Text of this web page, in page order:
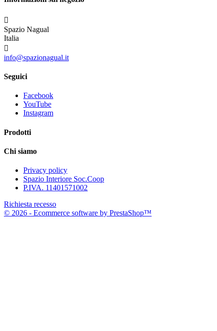

Spazio Nagual
Italia

info@spazionagual.it
Seguici
Facebook
YouTube
Instagram
Prodotti
Chi siamo
Privacy policy
Spazio Interiore Soc.Coop
P.IVA. 11401571002
Richiesta recesso
© 2026 - Ecommerce software by PrestaShop™